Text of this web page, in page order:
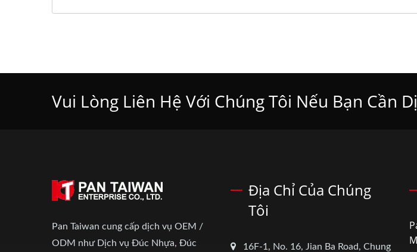
Vui Lòng Liên Hệ Với Chúng Tôi Nếu Bạn Cần
Pan Taiwan cung cấp dịch vụ OEM /
ODM như Dịch vụ Đúc Nhựa, Đúc
Địa Chỉ Của Chúng
Tôi
16F-1, No. 16, Jian Ba Road, Chung